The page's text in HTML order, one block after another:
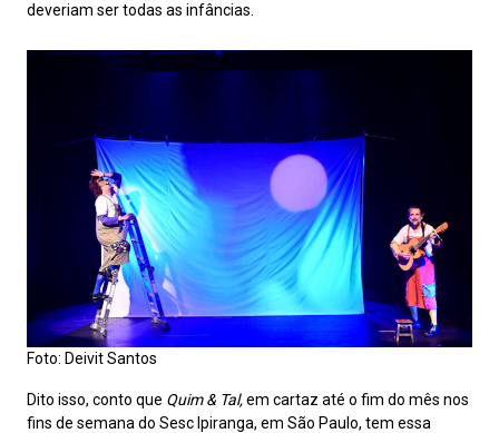
deveriam ser todas as infâncias.
Foto: Deivit Santos
Dito isso, conto que Quim & Tal,em cartaz até o fim do mês nos
fins de semana do Sesc Ipiranga, em São Paulo, tem essa